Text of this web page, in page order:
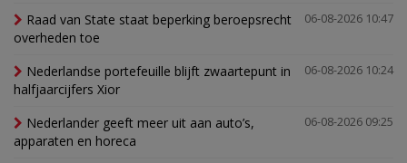
06-08-2026 10:47
Raad van State staat beperking beroepsrecht
overheden toe
06-08-2026 10:24
Nederlandse portefeuille blijft zwaartepunt in
halfjaarcijfers Xior
06-08-2026 09:25
Nederlander geeft meer uit aan auto’s,
apparaten en horeca